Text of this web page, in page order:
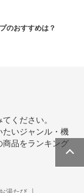
のおすすめは？
ください。
たいジャンル・機
商品をランキング